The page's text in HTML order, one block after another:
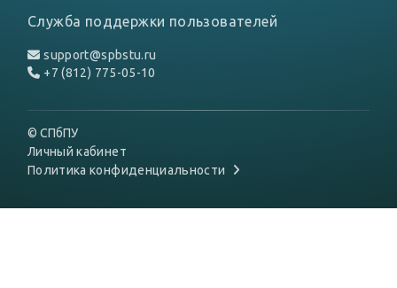
Служба поддержки пользователей
support@spbstu.ru
+7 (812) 775-05-10
© СПбПУ
Личный кабинет
Политика конфиденциальности